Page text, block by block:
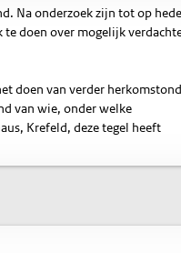
Na onderzoek zijn tot op
te doen over mogelijk
doen van verder
van wie, onder welke
Krefeld, deze tegel heeft